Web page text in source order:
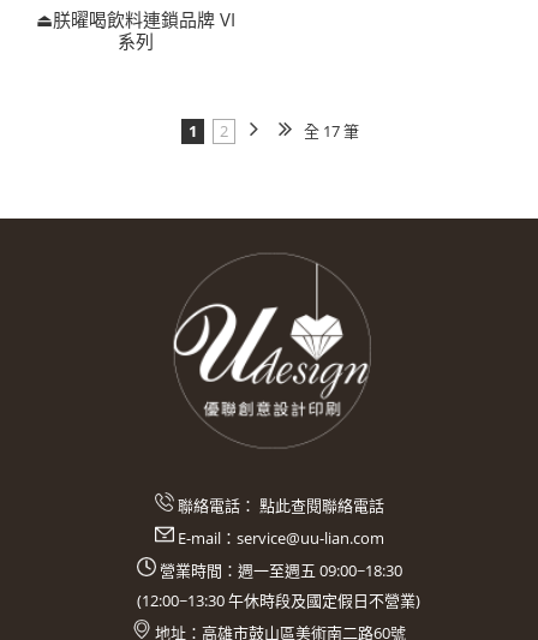
⏏︎朕曜喝飲料連鎖品牌 VI
系列
1 2 全 17 筆
聯絡電話： 點此查閱聯絡電話
E-mail： service@uu-lian.com
營業時間：週一至週五 09:00~18:30
(12:00~13:30午休時段及國定假日不營業)
地址： 高雄市鼓山區美術南二路60號